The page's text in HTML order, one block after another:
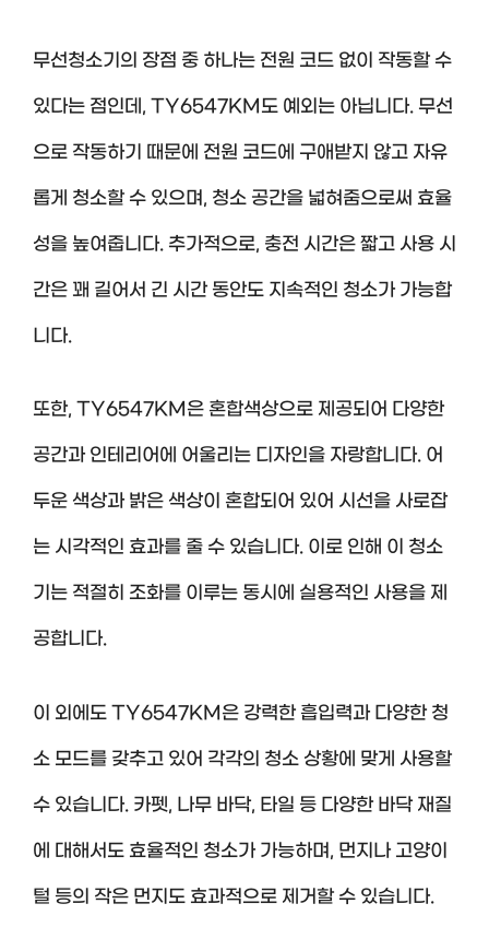
무선청소기의 장점 중 하나는 전원 코드 없이 작동할 수
있다는 점인데, TY6547KM도 예외는 아닙니다. 무선
으로 작동하기 때문에 전원 코드에 구애받지 않고 자유
롭게 청소할 수 있으며, 청소 공간을 넓혀줌으로써 효율
성을 높여줍니다. 추가적으로, 충전 시간은 짧고 사용 시
간은 꽤 길어서 긴 시간 동안도 지속적인 청소가 가능합
니다.
또한, TY6547KM은 혼합색상으로 제공되어 다양한
공간과 인테리어에 어울리는 디자인을 자랑합니다. 어
두운 색상과 밝은 색상이 혼합되어 있어 시선을 사로잡
는 시각적인 효과를 줄 수 있습니다. 이로 인해 이 청소
기는 적절히 조화를 이루는 동시에 실용적인 사용을 제
공합니다.
이 외에도 TY6547KM은 강력한 흡입력과 다양한 청
소 모드를 갖추고 있어 각각의 청소 상황에 맞게 사용할
수 있습니다. 카펫, 나무 바닥, 타일 등 다양한 바닥 재질
에 대해서도 효율적인 청소가 가능하며, 먼지나 고양이
털 등의 작은 먼지도 효과적으로 제거할 수 있습니다.